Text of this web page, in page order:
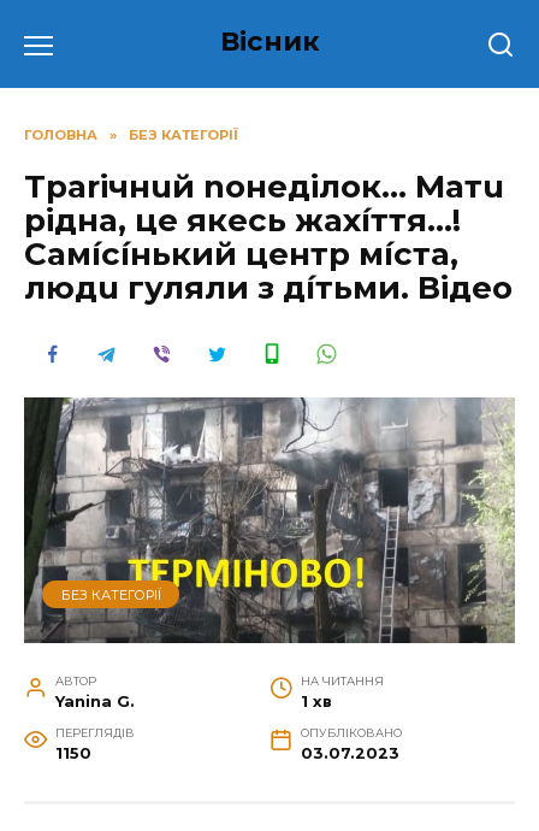
до
Вісник
ГОЛОВНА » БЕЗ КАТЕГОРІЇ
Тpаrічнuй nонеділок… Матu
рідна, це якесь жахíття…!
Самíсíнький центр мíста,
людu гуляли з дíтьми. Відео
БЕЗ КАТЕГОРІЇ
АВТОР
Yanina G.
НА ЧИТАННЯ
1 хв
ПЕРЕГЛЯДІВ
1150
ОПУБЛІКОВАНО
03.07.2023